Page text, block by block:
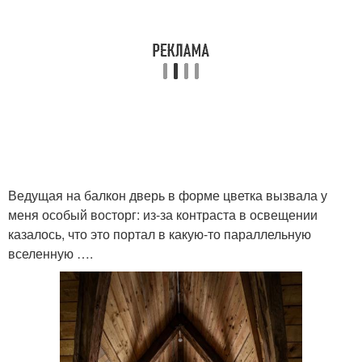
Ведущая на балкон дверь в форме цветка вызвала у
меня особый восторг: из-за контраста в освещении
казалось, что это портал в какую-то параллельную
вселенную ….